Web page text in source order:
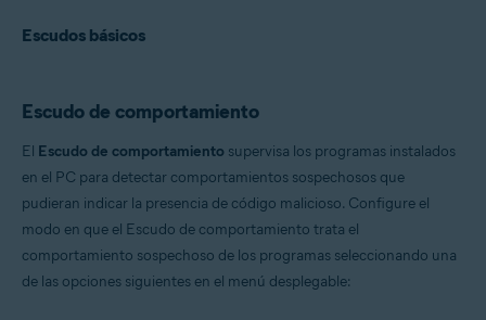
Escudos básicos
Escudo de comportamiento
El Escudo de comportamiento supervisa los programas instalados
en el PC para detectar comportamientos sospechosos que
pudieran indicar la presencia de código malicioso. Configure el
modo en que el Escudo de comportamiento trata el
comportamiento sospechoso de los programas seleccionando una
de las opciones siguientes en el menú desplegable: